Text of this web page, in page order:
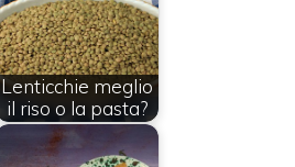
Lenticchie meglio
il riso o la pasta?